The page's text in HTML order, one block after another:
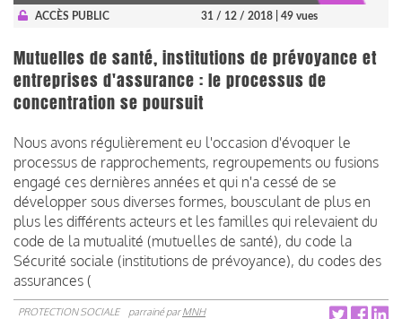
ACCÈS PUBLIC 31 / 12 / 2018 | 49 vues
Mutuelles de santé, institutions de prévoyance et
entreprises d'assurance : le processus de
concentration se poursuit
Nous avons régulièrement eu l'occasion d'évoquer le
processus de rapprochements, regroupements ou fusions
engagé ces dernières années et qui n'a cessé de se
développer sous diverses formes, bousculant de plus en
plus les différents acteurs et les familles qui relevaient du
code de la mutualité (mutuelles de santé), du code la
Sécurité sociale (institutions de prévoyance), du codes des
assurances (
PROTECTION SOCIALE parrainé parMNH